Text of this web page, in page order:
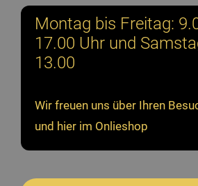
Montag bis Freitag:
17.00 Uhr und
13.00
Wir freuen uns über Ihren
und hier im Onlieshop